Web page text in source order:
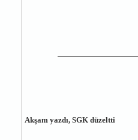
Akşam yazdı, SGK düzeltti